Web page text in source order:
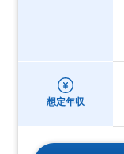
想定年収